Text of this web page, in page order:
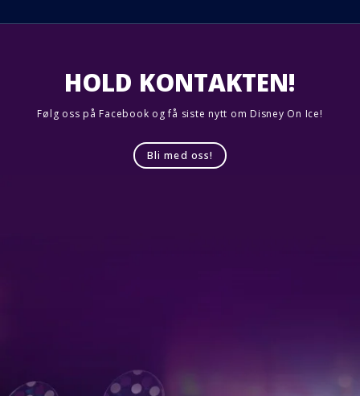
HOLD KONTAKTEN!
Følg oss på Facebook og få siste nytt om Disney On Ice!
Bli med oss!